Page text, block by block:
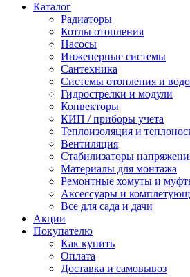
Каталог
Радиаторы
Котлы отопления
Насосы
Инженерные системы
Сантехника
Системы отопления и
Гидрострелки и модули
Конвекторы
КИП / приборы учета
Теплоизоляция и
Вентиляция
Стабилизаторы
Материалы для монтажа
Ремонтные хомуты и
Аксессуары и
Все для сада и дачи
Акции
Покупателю
Как купить
Оплата
Доставка и самовывоз